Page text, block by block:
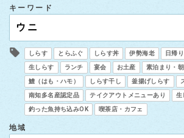
キーワード
しらす とらふぐ しらす丼 伊勢海老 日帰
生しらす ランチ 宴会 お土産 素泊まり・
鱧（はも・ハモ） しらす干し 釜揚げしらす
南知多名産認定品 テイクアウトメニューあり 生
釣った魚持ち込みOK 喫茶店・カフェ
地域